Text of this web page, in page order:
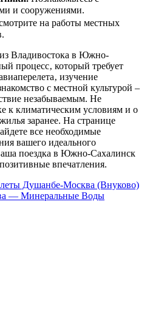
и сооружениями.
на работы местных
Владивостока в Южно-
процесс‚ который требует
изучение
с местной культурой –
незабываемым. Не
к климатическим условиям и о
заранее. На странице
все необходимые
вашего идеального
поездка в Южно-Сахалинск
впечатления.
Душанбе-Москва (Внуково)
— Минеральные Воды